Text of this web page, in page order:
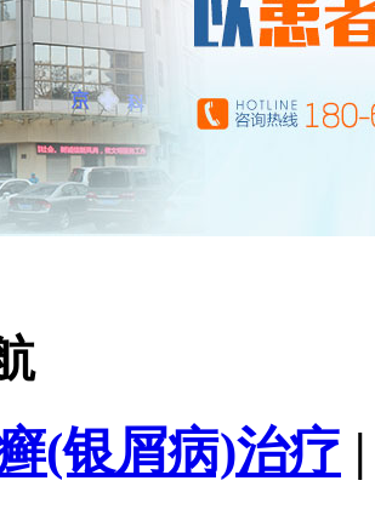
(银屑病)治疗 |